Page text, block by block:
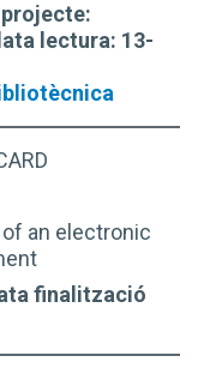
lectura: 13-
an electronic
finalització